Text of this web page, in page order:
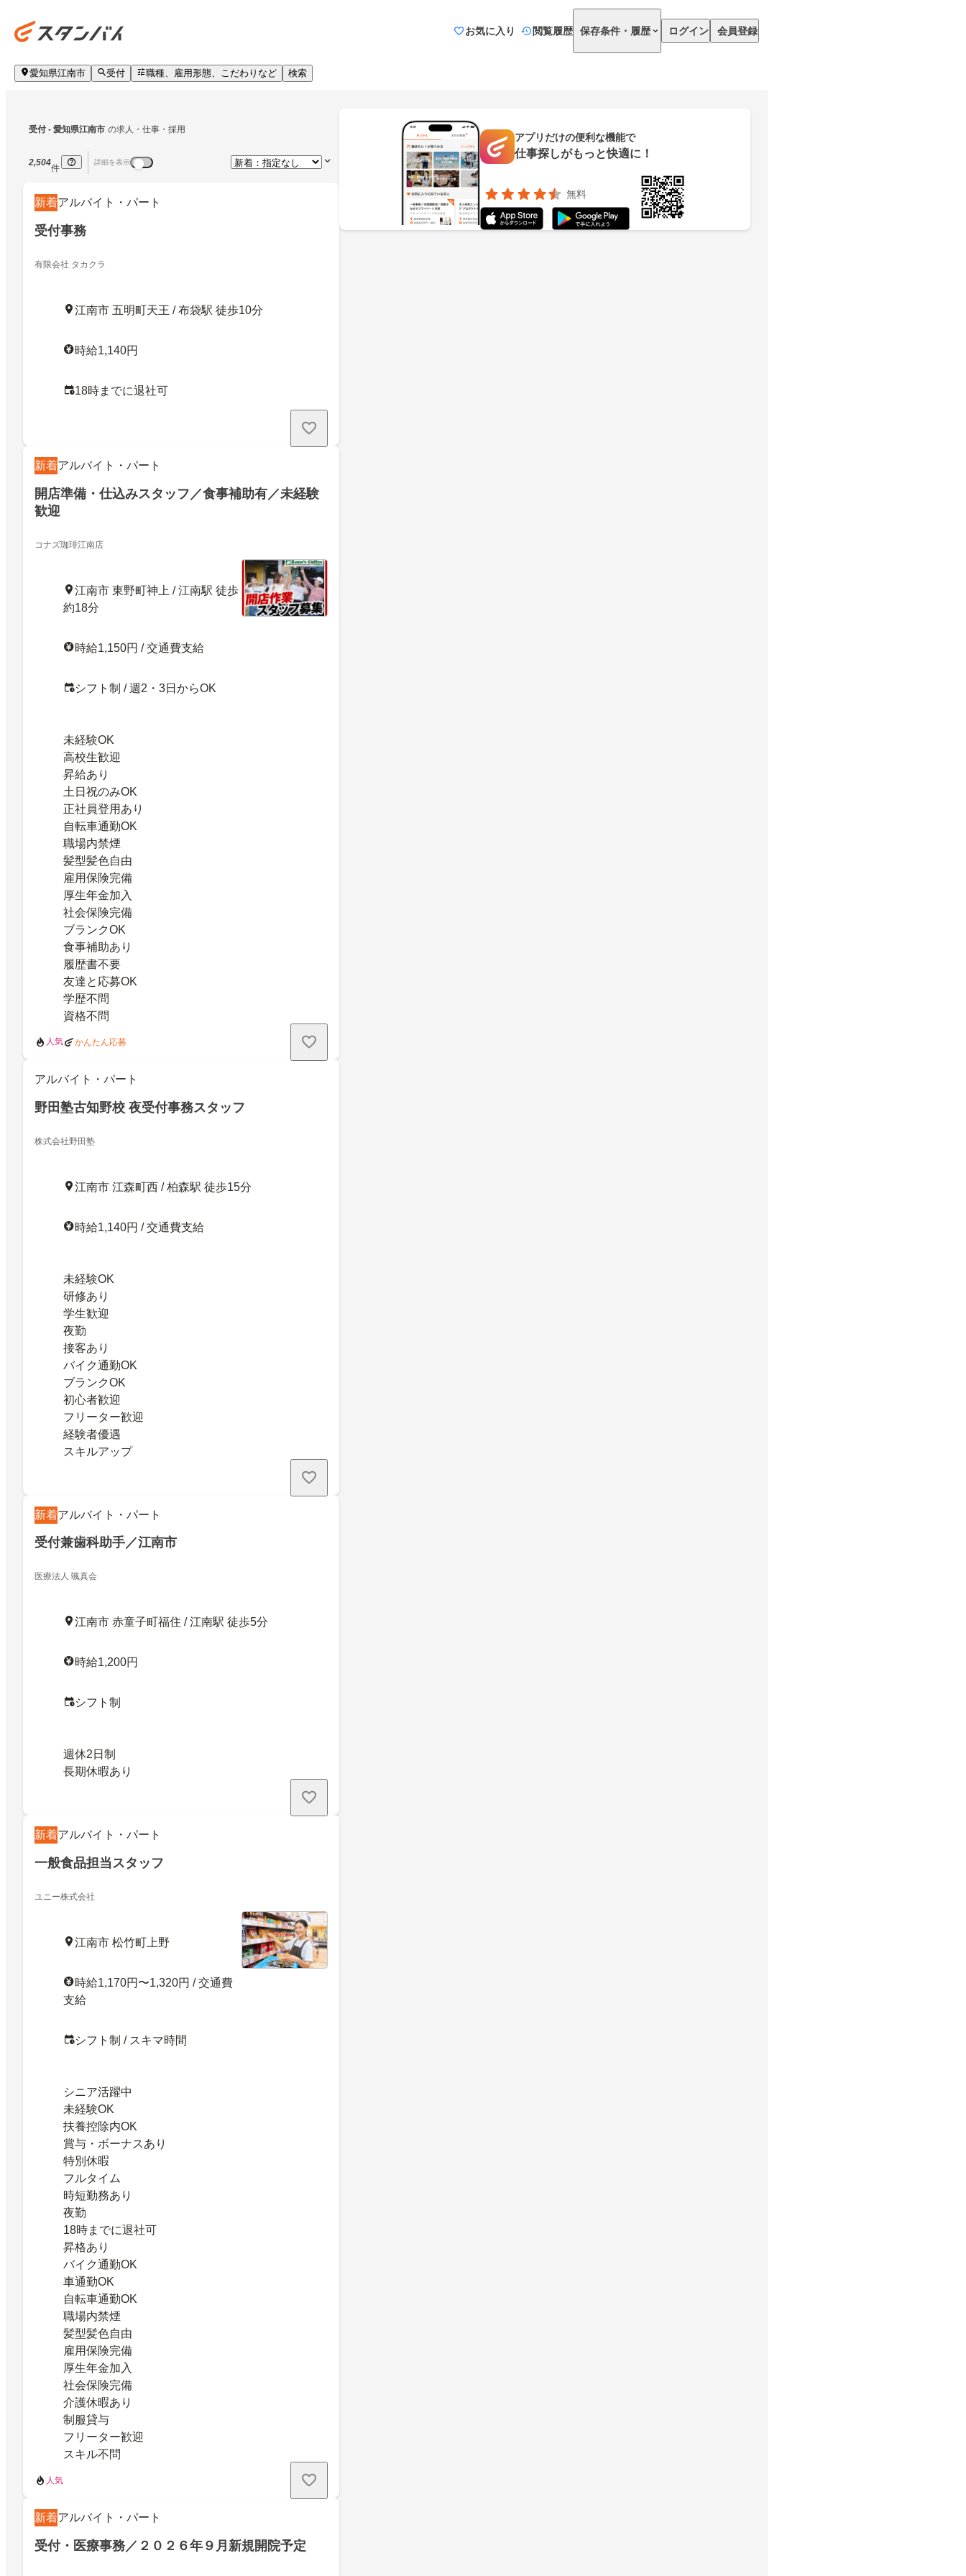
お気に入り 閲覧履歴 保存条件・履歴 ログイン 会員登録
愛知県江南市 受付 職種、雇用形態、こだわりなど 検索
受付 - 愛知県江南市 の求人・仕事・採用
2,504
件
詳細を表示
新着アルバイト・パート
受付事務
有限会社 タカクラ
江南市 五明町天王 / 布袋駅 徒歩10分
時給1,140円
18時までに退社可
新着アルバイト・パート
開店準備・仕込みスタッフ／食事補助有／未経験
歓迎
コナズ珈琲江南店
江南市 東野町神上 / 江南駅 徒歩
約18分
時給1,150円 / 交通費支給
シフト制 / 週2・3日からOK
未経験OK
高校生歓迎
昇給あり
土日祝のみOK
正社員登用あり
自転車通勤OK
職場内禁煙
髪型髪色自由
雇用保険完備
厚生年金加入
社会保険完備
ブランクOK
食事補助あり
履歴書不要
友達と応募OK
学歴不問
資格不問
人気 かんたん応募
アルバイト・パート
野田塾古知野校 夜受付事務スタッフ
株式会社野田塾
江南市 江森町西 / 柏森駅 徒歩15分
時給1,140円 / 交通費支給
未経験OK
研修あり
学生歓迎
夜勤
接客あり
バイク通勤OK
ブランクOK
初心者歓迎
フリーター歓迎
経験者優遇
スキルアップ
新着アルバイト・パート
受付兼歯科助手／江南市
医療法人 颯真会
江南市 赤童子町福住 / 江南駅 徒歩5分
時給1,200円
シフト制
週休2日制
長期休暇あり
新着アルバイト・パート
一般食品担当スタッフ
ユニー株式会社
江南市 松竹町上野
時給1,170円〜1,320円 / 交通費
支給
シフト制 / スキマ時間
シニア活躍中
未経験OK
扶養控除内OK
賞与・ボーナスあり
特別休暇
フルタイム
時短勤務あり
夜勤
18時までに退社可
昇格あり
バイク通勤OK
車通勤OK
自転車通勤OK
職場内禁煙
髪型髪色自由
雇用保険完備
厚生年金加入
社会保険完備
介護休暇あり
制服貸与
フリーター歓迎
スキル不問
人気
新着アルバイト・パート
受付・医療事務／２０２６年９月新規開院予定
アプリだけの便利な機能で
仕事探しがもっと快適に！
無料